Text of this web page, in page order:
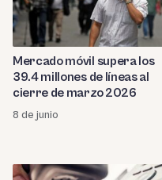
Mercado móvil supera los
39.4 millones de líneas al
cierre de marzo 2026
8 de junio